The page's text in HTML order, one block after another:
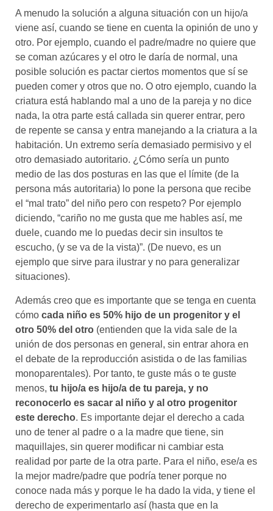
A menudo la solución a alguna situación con un hijo/a
viene así, cuando se tiene en cuenta la opinión de uno y
otro. Por ejemplo, cuando el padre/madre no quiere que
se coman azúcares y el otro le daría de normal, una
posible solución es pactar ciertos momentos que sí se
pueden comer y otros que no. O otro ejemplo, cuando la
criatura está hablando mal a uno de la pareja y no dice
nada, la otra parte está callada sin querer entrar, pero
de repente se cansa y entra manejando a la criatura a la
habitación. Un extremo sería demasiado permisivo y el
otro demasiado autoritario. ¿Cómo sería un punto
medio de las dos posturas en las que el límite (de la
persona más autoritaria) lo pone la persona que recibe
el “mal trato” del niño pero con respeto? Por ejemplo
diciendo, “cariño no me gusta que me hables así, me
duele, cuando me lo puedas decir sin insultos te
escucho, (y se va de la vista)”. (De nuevo, es un
ejemplo que sirve para ilustrar y no para generalizar
situaciones).
Además creo que es importante que se tenga en cuenta
cómo cada niño es 50% hijo de un progenitor y el
otro 50% del otro (entienden que la vida sale de la
unión de dos personas en general, sin entrar ahora en
el debate de la reproducción asistida o de las familias
monoparentales). Por tanto, te guste más o te guste
menos, tu hijo/a es hijo/a de tu pareja, y no
reconocerlo es sacar al niño y al otro progenitor
este derecho. Es importante dejar el derecho a cada
uno de tener al padre o a la madre que tiene, sin
maquillajes, sin querer modificar ni cambiar esta
realidad por parte de la otra parte. Para el niño, ese/a es
la mejor madre/padre que podría tener porque no
conoce nada más y porque le ha dado la vida, y tiene el
derecho de experimentarlo así (hasta que en la